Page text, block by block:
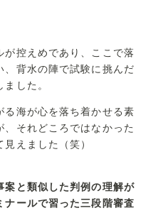
控えめであり、ここで落
、背水の陣で試験に挑んだ
した。
る海が心を落ち着かせる素
それどころではなかった
えました（笑）
案と類似した判例の理解が
ナールで習った三段階審査